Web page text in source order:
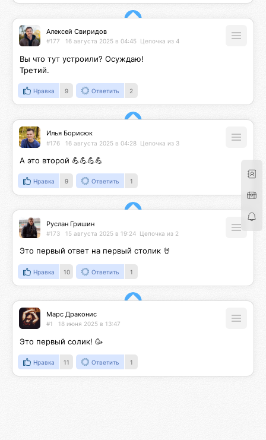
Алексей Свиридов
#177 16 августа 2025 в 04:45 Цепочка из 4
Вы что тут устроили? Осуждаю!
Третий.
Нравка 9 Ответить 2
Илья Борисюк
#176 16 августа 2025 в 04:28 Цепочка из 3
А это второй 💪💪💪💪
Нравка 9 Ответить 1
Руслан Гришин
#173 15 августа 2025 в 19:24 Цепочка из 2
Это первый ответ на первый столик 🤘
Нравка 10 Ответить 1
Марс Драконис
#1 18 июня 2025 в 13:47
Это первый солик! 🥳
Нравка 11 Ответить 1